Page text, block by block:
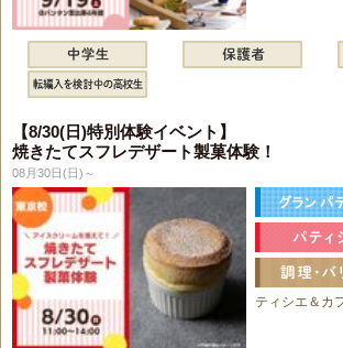
【8/30(日)特別体験イベント】
焼きたてスフレデザート製菓体験！
08月30日(日)～
ティシエ＆カ